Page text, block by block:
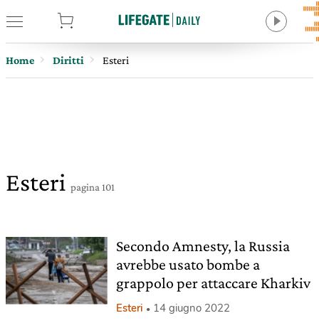
Home Diritti Esteri
Esteri pagina 101
Secondo Amnesty, la Russia
avrebbe usato bombe a
grappolo per attaccare Kharkiv
Esteri 14 giugno 2022